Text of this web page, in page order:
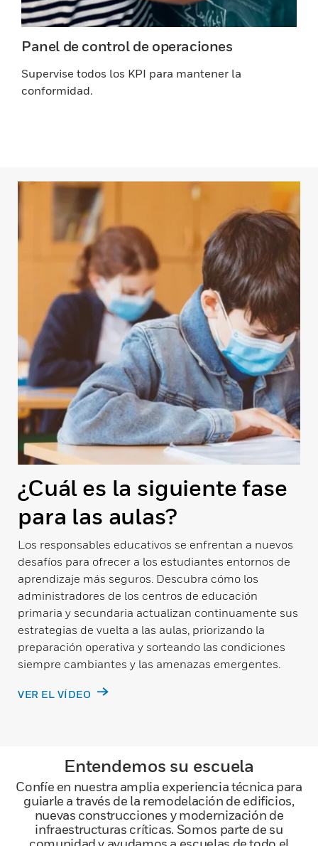
Panel de control de operaciones
Supervise todos los KPI para mantener la
conformidad.
¿Cuál es la siguiente fase
para las aulas?
Los responsables educativos se enfrentan a nuevos
desafíos para ofrecer a los estudiantes entornos de
aprendizaje más seguros. Descubra cómo los
administradores de los centros de educación
primaria y secundaria actualizan continuamente sus
estrategias de vuelta a las aulas, priorizando la
preparación operativa y sorteando las condiciones
siempre cambiantes y las amenazas emergentes.
VER EL VÍDEO
Entendemos su escuela
Confíe en nuestra amplia experiencia técnica para
guiarle a través de la remodelación de edificios,
nuevas construcciones y modernización de
infraestructuras críticas. Somos parte de su